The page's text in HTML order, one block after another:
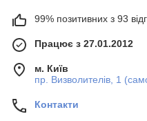
99% позитивних з 93
Працює з 27.01.2012
м. Київ
пр. Визволителів, 1
Контакти